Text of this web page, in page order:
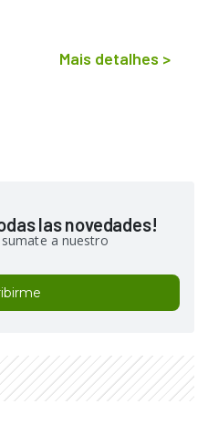
Mais detalhes >
las novedades!
a nuestro